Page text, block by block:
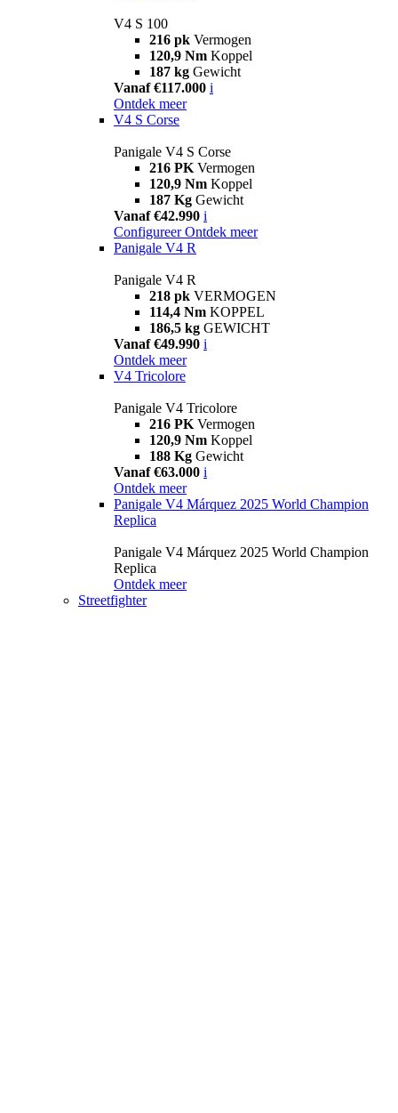
V4 S 100
216 pk Vermogen
120,9 Nm Koppel
187 kg Gewicht
Vanaf €117.000 i
Ontdek meer
V4 S Corse
Panigale V4 S Corse
216 PK Vermogen
120,9 Nm Koppel
187 Kg Gewicht
Vanaf €42.990 i
Configureer Ontdek meer
Panigale V4 R
Panigale V4 R
218 pk VERMOGEN
114,4 Nm KOPPEL
186,5 kg GEWICHT
Vanaf €49.990 i
Ontdek meer
V4 Tricolore
Panigale V4 Tricolore
216 PK Vermogen
120,9 Nm Koppel
188 Kg Gewicht
Vanaf €63.000 i
Ontdek meer
Panigale V4 Márquez 2025 World Champion
Replica
Panigale V4 Márquez 2025 World Champion
Replica
Ontdek meer
Streetfighter